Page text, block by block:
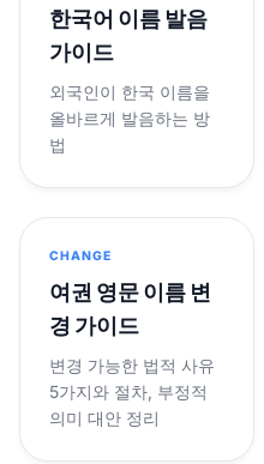
한국어 이름 발음
가이드
외국인이 한국 이름을
올바르게 발음하는 방
법
CHANGE
여권 영문 이름 변
경 가이드
변경 가능한 법적 사유
5가지와 절차, 부정적
의미 대안 정리